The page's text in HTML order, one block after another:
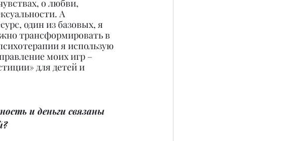
о любви,
А
один из базовых, я
трансформировать в
я использую
моих игр –
для детей и
и деньги связаны